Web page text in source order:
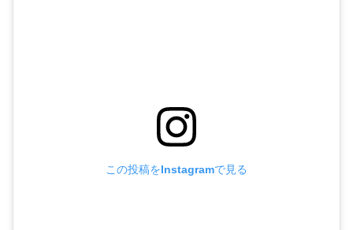
この投稿をInstagramで見る